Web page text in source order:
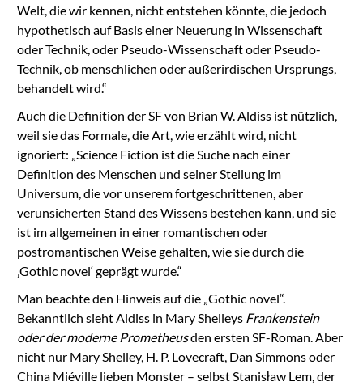
Welt, die wir kennen, nicht entstehen könnte, die jedoch
hypothetisch auf Basis einer Neuerung in Wissenschaft
oder Technik, oder Pseudo-Wissenschaft oder Pseudo-
Technik, ob menschlichen oder außerirdischen Ursprungs,
behandelt wird.“
Auch die Definition der SF von Brian W. Aldiss ist nützlich,
weil sie das Formale, die Art, wie erzählt wird, nicht
ignoriert: „Science Fiction ist die Suche nach einer
Definition des Menschen und seiner Stellung im
Universum, die vor unserem fortgeschrittenen, aber
verunsicherten Stand des Wissens bestehen kann, und sie
ist im allgemeinen in einer romantischen oder
postromantischen Weise gehalten, wie sie durch die
‚Gothic novel‘ geprägt wurde.“
Man beachte den Hinweis auf die „Gothic novel“.
Bekanntlich sieht Aldiss in Mary Shelleys Frankenstein
oder der moderne Prometheusden ersten SF-Roman. Aber
nicht nur Mary Shelley, H. P. Lovecraft, Dan Simmons oder
China Miéville lieben Monster – selbst Stanisław Lem, der